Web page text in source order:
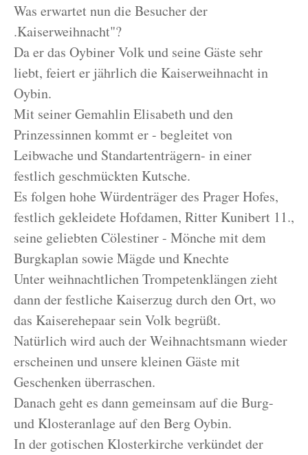
Was erwartet nun die Besucher der
.Kaiserweihnacht"?
Da er das Oybiner Volk und seine Gäste sehr
liebt, feiert er jährlich die Kaiserweihnacht in
Oybin.
Mit seiner Gemahlin Elisabeth und den
Prinzessinnen kommt er - begleitet von
Leibwache und Standartenträgern- in einer
festlich geschmückten Kutsche.
Es folgen hohe Würdenträger des Prager Hofes,
festlich gekleidete Hofdamen, Ritter Kunibert 11.,
seine geliebten Cölestiner - Mönche mit dem
Burgkaplan sowie Mägde und Knechte
Unter weihnachtlichen Trompetenklängen zieht
dann der festliche Kaiserzug durch den Ort, wo
das Kaiserehepaar sein Volk begrüßt.
Natürlich wird auch der Weihnachtsmann wieder
erscheinen und unsere kleinen Gäste mit
Geschenken überraschen.
Danach geht es dann gemeinsam auf die Burg-
und Klosteranlage auf den Berg Oybin.
In der gotischen Klosterkirche verkündet der